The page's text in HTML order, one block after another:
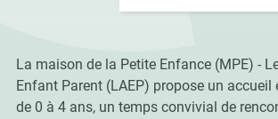
La maison de la Petite Enfance (MPE) -
Enfant Parent (LAEP) propose un
de 0 à 4 ans, un temps convivial de